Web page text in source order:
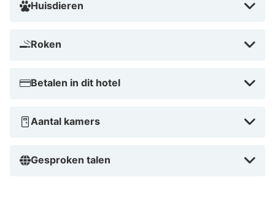
Huisdieren
Roken
Betalen in dit hotel
Aantal kamers
Gesproken talen